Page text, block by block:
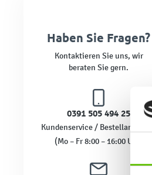
Haben Sie Fragen?
Kontaktieren Sie uns, wir
beraten Sie gern.
0391 505 494 25
Kundenservice / Bestellannahme
(Mo – Fr 8:00 – 16:00 Uhr)